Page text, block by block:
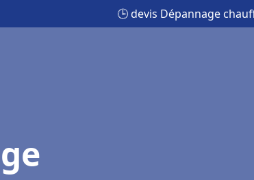
🕒 devis Dépannage